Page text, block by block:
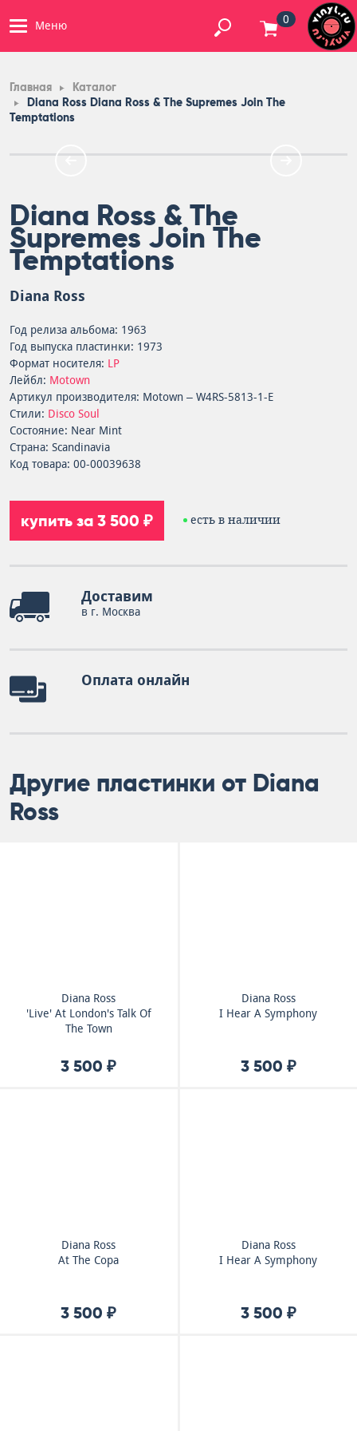
Меню 0
Главная
Каталог
Diana Ross Diana Ross & The Supremes Join The
Temptations
Diana Ross & The
Supremes Join The
Temptations
Diana Ross
Год релиза альбома: 1963
Год выпуска пластинки: 1973
Формат носителя: LP
Лейбл: Motown
Артикул производителя: Motown – W4RS-5813-1-E
Стили: Disco Soul
Состояние: Near Mint
Страна: Scandinavia
Код товара: 00-00039638
купить за 3 500 ₽ есть в наличии
Доставим
в г. Москва
Оплата онлайн
Другие пластинки от Diana
Ross
Diana Ross
'Live' At London's Talk Of
The Town
3 500 ₽
Diana Ross
I Hear A Symphony
3 500 ₽
Diana Ross
At The Copa
3 500 ₽
Diana Ross
I Hear A Symphony
3 500 ₽